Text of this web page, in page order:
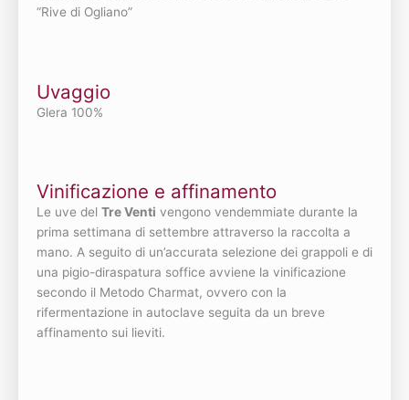
“Rive di Ogliano”
Uvaggio
Glera 100%
Vinificazione e affinamento
Le uve del Tre Venti vengono vendemmiate durante la
prima settimana di settembre attraverso la raccolta a
mano. A seguito di un’accurata selezione dei grappoli e di
una pigio-diraspatura soffice avviene la vinificazione
secondo il Metodo Charmat, ovvero con la
rifermentazione in autoclave seguita da un breve
affinamento sui lieviti.